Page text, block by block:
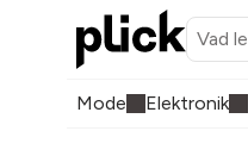
Mode Elektronik